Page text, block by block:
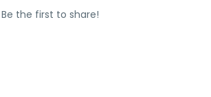
the first to share!